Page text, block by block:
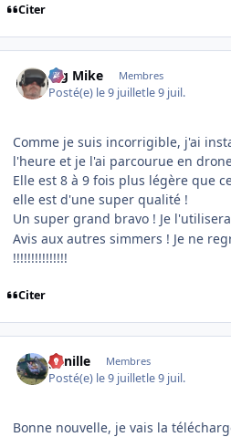
Citer
Big Mike Membres
Posté(e) le 9 juilletle 9 juil.
Comme je suis incorrigible, j'ai
l'heure et je l'ai parcourue en
Elle est 8 à 9 fois plus légère que
elle est d'une super qualité !
Un super grand bravo ! Je
Avis aux autres simmers ! Je ne
!!!!!!!!!!!!!!!
Citer
ganille Membres
Posté(e) le 9 juilletle 9 juil.
Bonne nouvelle, je vais la